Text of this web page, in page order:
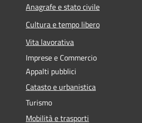
Anagrafe e stato civile
Cultura e tempo libero
Vita lavorativa
Imprese e Commercio
Appalti pubblici
Catasto e urbanistica
Turismo
Mobilità e trasporti